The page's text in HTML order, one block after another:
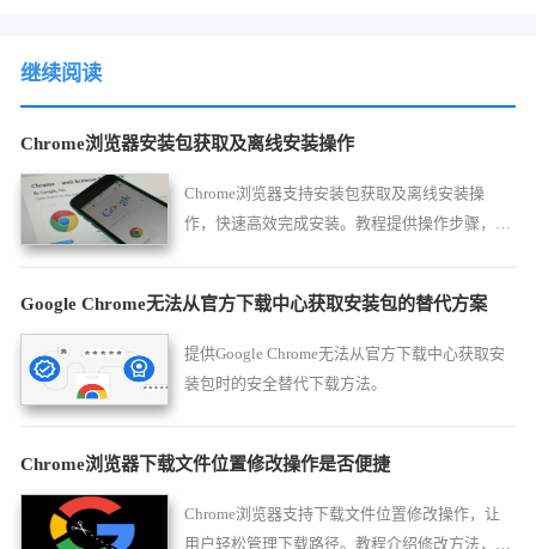
继续阅读
Chrome浏览器安装包获取及离线安装操作
Chrome浏览器支持安装包获取及离线安装操
作，快速高效完成安装。教程提供操作步骤，帮
Google Chrome无法从官方下载中心获取安装包的替代方案
提供Google Chrome无法从官方下载中心获取安
装包时的安全替代下载方法。
Chrome浏览器下载文件位置修改操作是否便捷
Chrome浏览器支持下载文件位置修改操作，让
用户轻松管理下载路径。教程介绍修改方法，提